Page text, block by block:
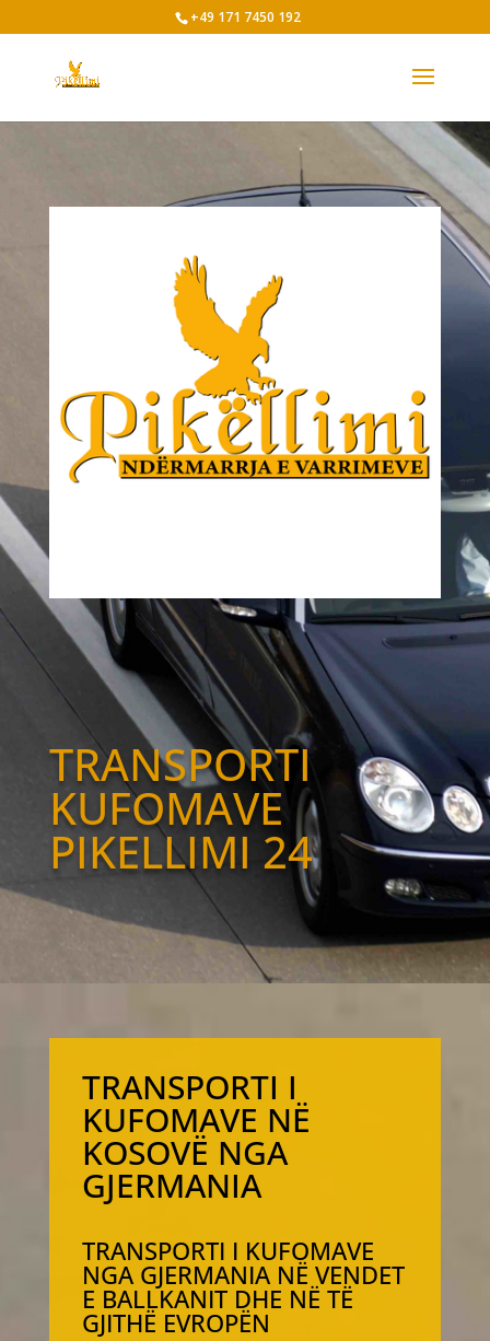
+49 171 7450 192
TRANSPORTI
KUFOMAVE
PIKELLIMI 24
TRANSPORTI I
KUFOMAVE NË
KOSOVË NGA
GJERMANIA
TRANSPORTI I KUFOMAVE
NGA GJERMANIA NË VENDET
E BALLKANIT DHE NË TË
GJITHË EVROPËN